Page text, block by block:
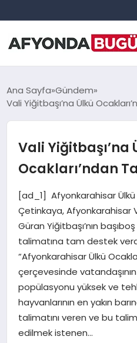
ANASAYFA
EĞITIM
DÜNYA
EKONOMI
MAGAZIN
Ana Sayfa Gündem
Vali Yiğitbaşı’na Ülkü
Vali Yiğitbaşı’na
Ocakları’ndan
[ad_1] Afyonkarahisar Ülkü
Çetinkaya, Afyonkarahisar
Güran Yiğitbaşı’nın
talimatına tam destek
“Afyonkarahisar Ülkü
çerçevesinde
popülasyonu yüksek ve
hayvanlarının en yakın
talimatını veren ve bu
edilmek istenen…